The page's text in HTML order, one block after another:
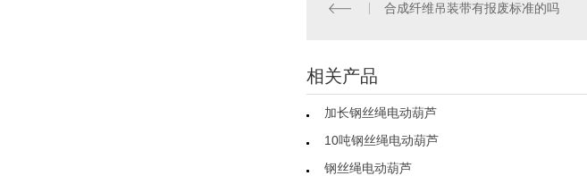
合成纤维吊装带有报废标准的吗
相关产品
加长钢丝绳电动葫芦
10吨钢丝绳电动葫芦
钢丝绳电动葫芦